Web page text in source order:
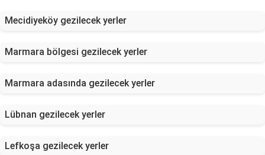
Mecidiyeköy gezilecek yerler
Marmara bölgesi gezilecek yerler
Marmara adasında gezilecek yerler
Lübnan gezilecek yerler
Lefkoşa gezilecek yerler